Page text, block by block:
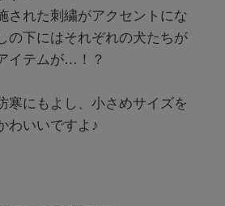
された刺繍がアクセントにな
の下にはそれぞれの犬たちが
イテムが…！？
寒にもよし、小さめサイズを
わいいですよ♪